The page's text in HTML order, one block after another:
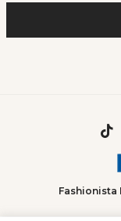
Fashionista